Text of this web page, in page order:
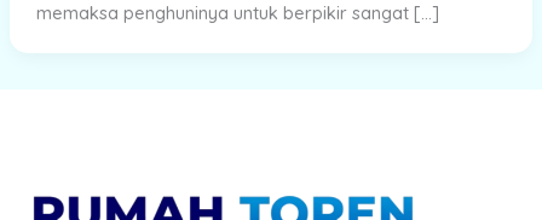
memaksa penghuninya untuk berpikir sangat […]